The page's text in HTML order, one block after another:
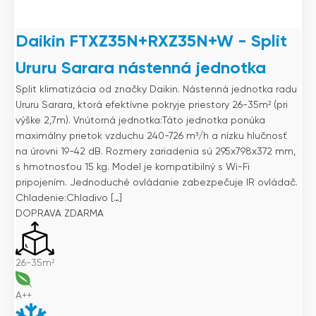
Daikin FTXZ35N+RXZ35N+W - Split
Ururu Sarara nástenná jednotka
Split klimatizácia od značky Daikin. Nástenná jednotka radu
Ururu Sarara, ktorá efektívne pokryje priestory 26-35m² (pri
výške 2,7m). Vnútorná jednotka:Táto jednotka ponúka
maximálny prietok vzduchu 240-726 m³/h a nízku hlučnosť
na úrovni 19-42 dB. Rozmery zariadenia sú 295x798x372 mm,
s hmotnosťou 15 kg. Model je kompatibilný s Wi-Fi
pripojením. Jednoduché ovládanie zabezpečuje IR ovládač.
Chladenie:Chladivo […]
DOPRAVA ZDARMA
26-35m²
A++